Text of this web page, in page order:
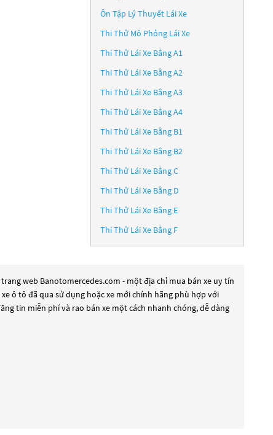
Ôn Tập Lý Thuyết Lái Xe
Thi Thử Mô Phỏng Lái Xe
Thi Thử Lái Xe Bằng A1
Thi Thử Lái Xe Bằng A2
Thi Thử Lái Xe Bằng A3
Thi Thử Lái Xe Bằng A4
Thi Thử Lái Xe Bằng B1
Thi Thử Lái Xe Bằng B2
Thi Thử Lái Xe Bằng C
Thi Thử Lái Xe Bằng D
Thi Thử Lái Xe Bằng E
Thi Thử Lái Xe Bằng F
web Banotomercedes.com - một địa chỉ mua bán xe uy tín
ô tô đã qua sử dụng hoặc xe mới chính hãng phù hợp với
tin miễn phí và rao bán xe một cách nhanh chóng, dễ dàng